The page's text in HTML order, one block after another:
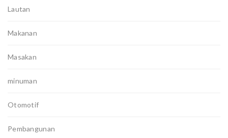
Lautan
Makanan
Masakan
minuman
Otomotif
Pembangunan